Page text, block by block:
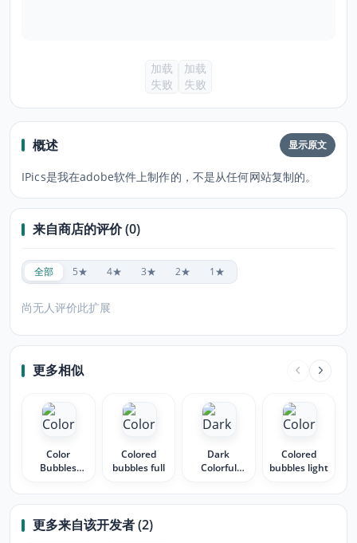
加载
失败
加载
失败
概述 显示原文
IPics是我在adobe软件上制作的，不是从任何网站复制的。
来自商店的评价 (0)
全部 5★ 4★ 3★ 2★ 1★
尚无人评价此扩展
更多相似
Color
Bubbles
Colored
bubbles full
Dark
Colorful
Colored
bubbles light
更多来自该开发者 (2)